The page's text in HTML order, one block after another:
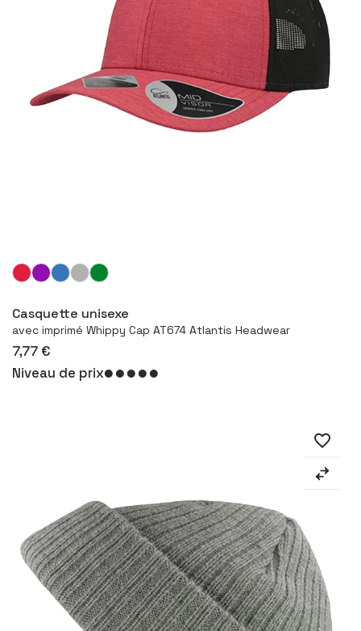
Casquette unisexe
avec imprimé Whippy Cap AT674 Atlantis Headwear
7,77 €
Niveau de prix
favorite_border
⠇